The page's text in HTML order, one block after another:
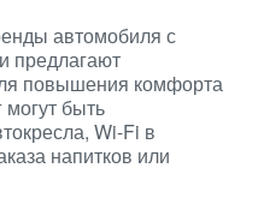
автомобиля с
предлагают
повышения комфорта
могут быть
Wi-Fi в
напитков или